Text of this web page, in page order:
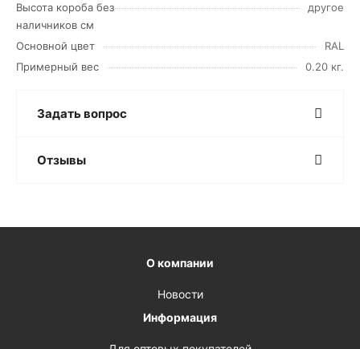
Высота короба без
наличников см
другое
Основной цвет
RAL
Примерный вес
0.20 кг.
Задать вопрос
Отзывы
О компании
Новости
Информация